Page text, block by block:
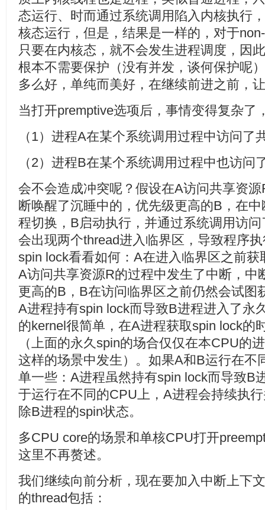
态运行、时而通过系统调用陷入内核执行
核态运行，但是，结果是一样的，对于
只要在内核态，就不会发生进程调度，因
根本不需要保护（没有并发，谈何保护呢
多么好，单纯而美好，在继续前进之前，
当打开premptive选项后，事情变得复杂了
（1）进程A在某个系统调用过程中访问了
（2）进程B在某个系统调用过程中也访问
会不会造成冲突呢？假设在A访问共享资
断唤醒了沉睡中的，优先级更高的B，在
程切换，B启动执行，并通过系统调用访
会出现两个thread进入临界区，导致程序
spin lock看看如何：A在进入临界区之前
A访问共享资源R的过程中发生了中断，中
更高的B，B在访问临界区之前仍然会试图
A进程持有spin lock而导致B进程进入了
的kernel很简单，在A进程获取spin lock的
（上面的永久spin的场合仅仅在本CPU的
这样的场景中发生）。如果A和B运行在不
单一些：A进程虽然持有spin lock而导致B
于运行在不同的CPU上，A进程会持续执
除B进程的spin状态。
多CPU core的场景和单核CPU打开
这里不再赘述。
我们继续向前分析，现在要加入中断上下
的thread包括：